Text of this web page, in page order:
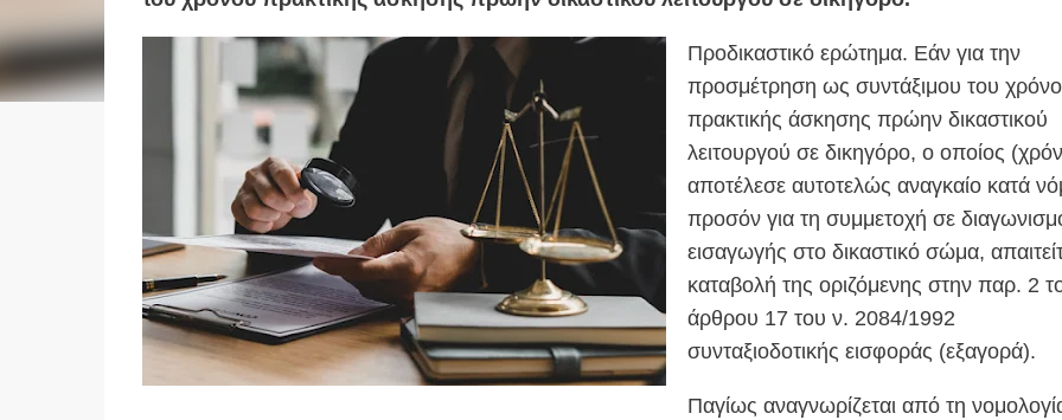
Προδικαστικό ερώτημα. Εάν για την
προσμέτρηση ως συντάξιμου του
πρακτικής άσκησης πρώην δικαστικού
λειτουργού σε δικηγόρο, ο οποίος
αποτέλεσε αυτοτελώς αναγκαίο κατά
προσόν για τη συμμετοχή σε
εισαγωγής στο δικαστικό σώμα,
καταβολή της οριζόμενης στην παρ. 2
άρθρου 17 του ν. 2084/1992
συνταξιοδοτικής εισφοράς (εξαγορά).
Παγίως αναγνωρίζεται από τη